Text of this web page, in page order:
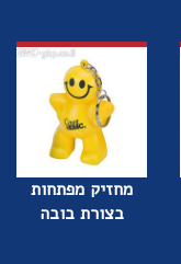
מחזיק מפתחות
בצורת בובה